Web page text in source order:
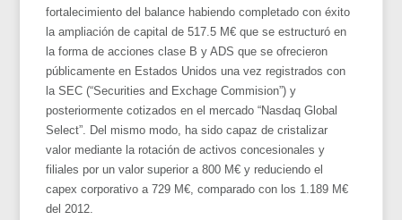
fortalecimiento del balance habiendo completado con éxito
la ampliación de capital de 517.5 M€ que se estructuró en
la forma de acciones clase B y ADS que se ofrecieron
públicamente en Estados Unidos una vez registrados con
la SEC (“Securities and Exchage Commision”) y
posteriormente cotizados en el mercado “Nasdaq Global
Select”. Del mismo modo, ha sido capaz de cristalizar
valor mediante la rotación de activos concesionales y
filiales por un valor superior a 800 M€ y reduciendo el
capex corporativo a 729 M€, comparado con los 1.189 M€
del 2012.